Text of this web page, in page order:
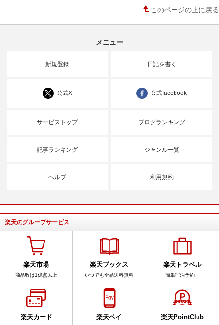
このページの上に戻る
メニュー
新規登録 日記を書く
公式X 公式facebook
サービストップ ブログランキング
記事ランキング ジャンル一覧
ヘルプ 利用規約
楽天のグループサービス
楽天市場
商品数は1億点以上
楽天ブックス
いつでも全品送料無料
楽天トラベル
簡単宿泊予約！
楽天カード 楽天ペイ 楽天PointClub